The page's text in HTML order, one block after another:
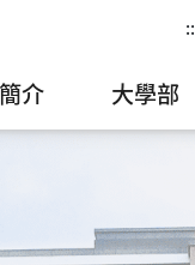
介 大學部